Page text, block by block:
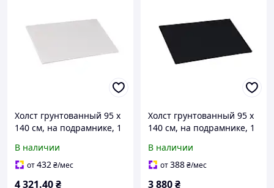
Холст грунтованный 95 х
140 см, на подрамнике, 1
зерно, лён, планка 55х18
мм
В наличии
от432₴/мес
4 321.40₴
Холст грунтованный 95 х
140 см, на подрамнике, 1
зерно, хлопок, планка
55х18 мм, черный
В наличии
от388₴/мес
3 880₴